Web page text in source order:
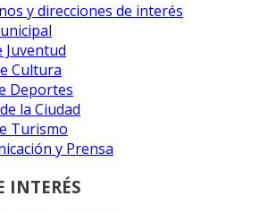
y direcciones de interés
Juventud
Cultura
Deportes
la Ciudad
Turismo
y Prensa
INTERÉS